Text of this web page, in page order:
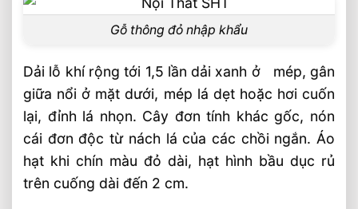
Gỗ thông đỏ nhập khẩu
Dải lỗ khí rộng tới 1,5 lần dải xanh ở mép, gân
giữa nổi ở mặt dưới, mép lá dẹt hoặc hơi cuốn
lại, đỉnh lá nhọn. Cây đơn tính khác gốc, nón
cái đơn độc từ nách lá của các chồi ngắn. Áo
hạt khi chín màu đỏ dài, hạt hình bầu dục rủ
trên cuống dài đến 2 cm.